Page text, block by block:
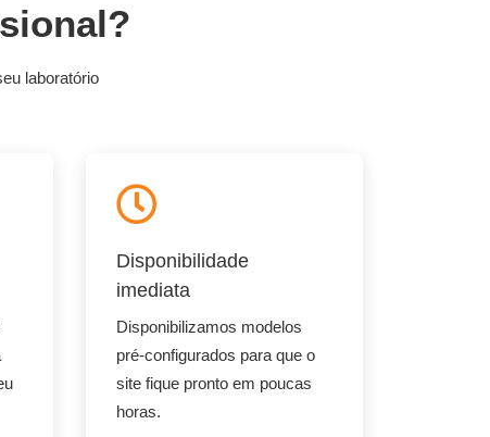
laboratório
Disponibilidade
imediata
Disponibilizamos modelos
pré-configurados para que o
site fique pronto em poucas
horas.